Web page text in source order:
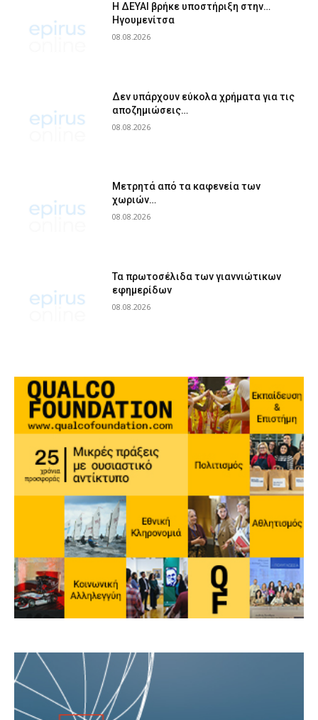
Η ΔΕΥΑΙ βρήκε υποστήριξη στην…
Ηγουμενίτσα
08.08.2026
Δεν υπάρχουν εύκολα χρήματα για τις
αποζημιώσεις…
08.08.2026
Μετρητά από τα καφενεία των
χωριών…
08.08.2026
Τα πρωτοσέλιδα των γιαννιώτικων
εφημερίδων
08.08.2026